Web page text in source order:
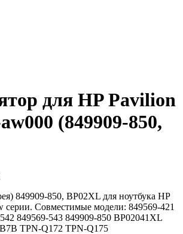
для HP Pavilion
(849909-850,
Текущая
2,959.00₽.
849909-850, BP02XL для ноутбука HP
серии. Совместимые модели: 849569-421
849569-543 849909-850 BP02041XL
TPN-Q172 TPN-Q175